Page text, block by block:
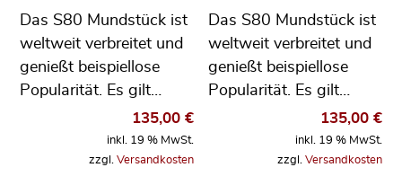
Das S80 Mundstück ist
weltweit verbreitet und
genießt beispiellose
Popularität. Es gilt…
135,00 €
inkl. 19 % MwSt.
zzgl. Versandkosten
Das S80 Mundstück ist
weltweit verbreitet und
genießt beispiellose
Popularität. Es gilt…
135,00 €
inkl. 19 % MwSt.
zzgl. Versandkosten